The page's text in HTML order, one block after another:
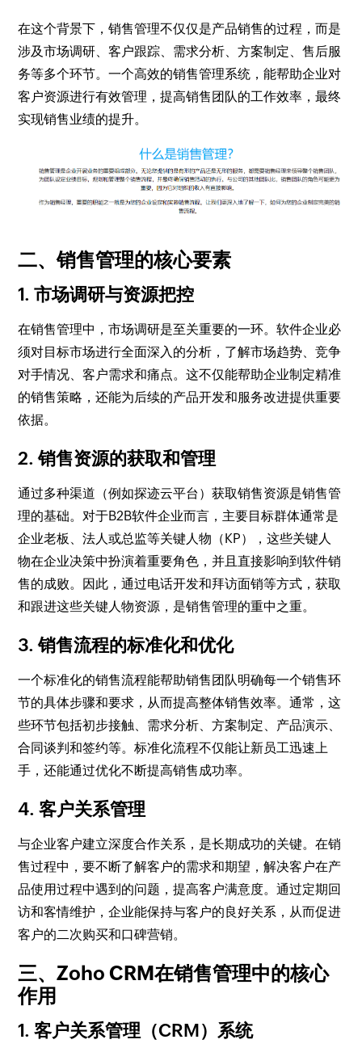
在这个背景下，销售管理不仅仅是产品销售的过程，而是
涉及市场调研、客户跟踪、需求分析、方案制定、售后服
务等多个环节。一个高效的销售管理系统，能帮助企业对
客户资源进行有效管理，提高销售团队的工作效率，最终
实现销售业绩的提升。
二、销售管理的核心要素
1. 市场调研与资源把控
在销售管理中，市场调研是至关重要的一环。软件企业必
须对目标市场进行全面深入的分析，了解市场趋势、竞争
对手情况、客户需求和痛点。这不仅能帮助企业制定精准
的销售策略，还能为后续的产品开发和服务改进提供重要
依据。
2. 销售资源的获取和管理
通过多种渠道（例如探迹云平台）获取销售资源是销售管
理的基础。对于B2B软件企业而言，主要目标群体通常是
企业老板、法人或总监等关键人物（KP），这些关键人
物在企业决策中扮演着重要角色，并且直接影响到软件销
售的成败。因此，通过电话开发和拜访面销等方式，获取
和跟进这些关键人物资源，是销售管理的重中之重。
3. 销售流程的标准化和优化
一个标准化的销售流程能帮助销售团队明确每一个销售环
节的具体步骤和要求，从而提高整体销售效率。通常，这
些环节包括初步接触、需求分析、方案制定、产品演示、
合同谈判和签约等。标准化流程不仅能让新员工迅速上
手，还能通过优化不断提高销售成功率。
4. 客户关系管理
与企业客户建立深度合作关系，是长期成功的关键。在销
售过程中，要不断了解客户的需求和期望，解决客户在产
品使用过程中遇到的问题，提高客户满意度。通过定期回
访和客情维护，企业能保持与客户的良好关系，从而促进
客户的二次购买和口碑营销。
三、Zoho CRM在销售管理中的核心
作用
1. 客户关系管理（CRM）系统